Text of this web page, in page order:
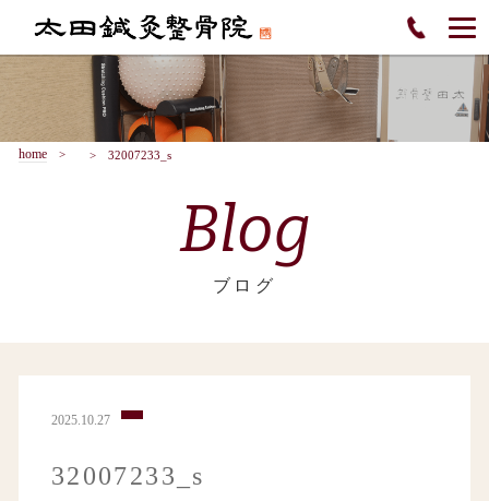
home 32007233_s
Blog
ブログ
2025.10.27
32007233_s